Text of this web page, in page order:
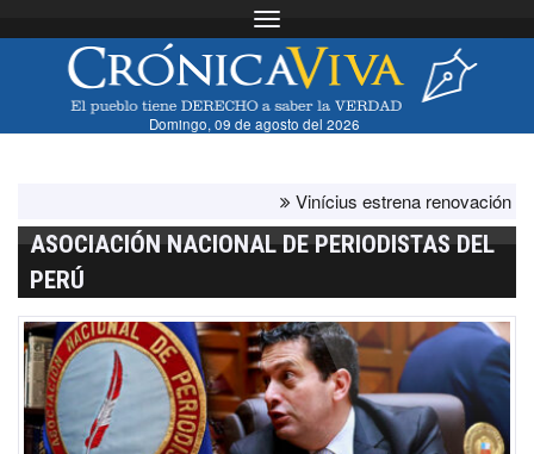
Toggle navigation
Domingo, 09 de agosto del 2026
Vinícius estrena renovación con el
ASOCIACIÓN NACIONAL DE PERIODISTAS DEL
PERÚ